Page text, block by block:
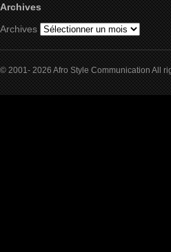
Archives
Archives
© 2001- 2026 Afro Style Communication All